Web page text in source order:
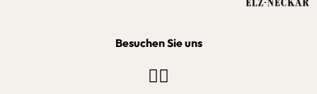
Besuchen Sie uns